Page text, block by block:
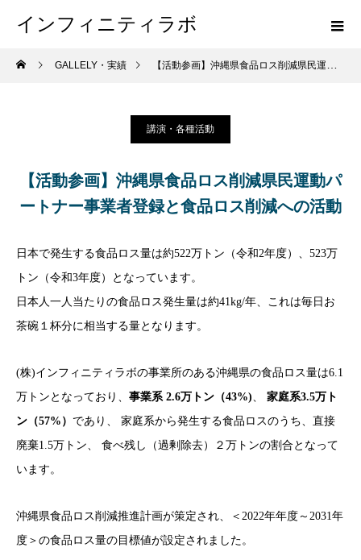
インフィニティラボ
GALLELY・実績 【活動参画】沖縄県食品ロス削減県民運動パートナー事業者登録と食品ロス削減への活動
講演・各種活動
【活動参画】沖縄県食品ロス削減県民運動パ
ートナー事業者登録と食品ロス削減への活動
日本で発生する食品ロス量は約522万トン（令和2年度）、523万
トン（令和3年度）となっています。
日本人一人当たりの食品ロス発生量は約41kg/年、これは毎日お
茶碗１杯分に相当する量となります。
(株)インフィニティラボの事業所のある沖縄県の食品ロス量は6.1
万トンとなっており、 事業系 2.6万トン（43%)、 家庭系3.5万ト
ン（57%） であり、 家庭系から発生する食品ロスのうち、直接
廃棄1.5万トン、 食べ残し（過剰除去）２万トンの割合となって
います。
沖縄県食品ロス削減推進計画が策定され、＜2022年年度～2031年
度＞の食品ロス量の目標値が設定されました。